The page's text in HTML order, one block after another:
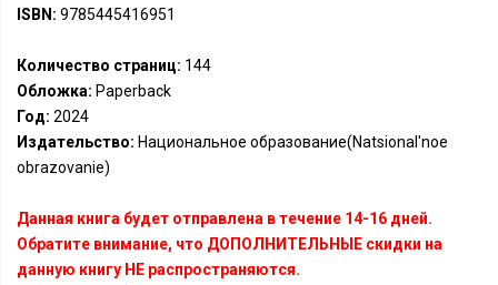
ISBN: 9785445416951
Количество страниц: 144
Обложка: Paperback
Год: 2024
Издательство: Национальное образование(Natsional'noe
obrazovanie)
Данная книга будет отправлена в течение 14-16 дней.
Обратите внимание, что ДОПОЛНИТЕЛЬНЫЕ скидки на
данную книгу НЕ распространяются.